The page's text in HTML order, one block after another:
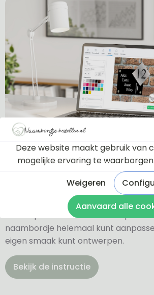
Ontwerptool
Via onderstaande knop komt u bij
een tutorial die u een rondleiding
ontwerptool. Hierdoor weet u
naambordje helemaal kunt
eigen smaak kunt ontwerpen.
Bekijk de instructie
Deze website maakt gebruik van
mogelijke ervaring te waarborgen.
Weigeren
Aanvaard alle